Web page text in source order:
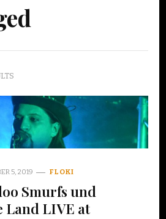
5, 2019 FLOKI
Smurfs und
Land LIVE at